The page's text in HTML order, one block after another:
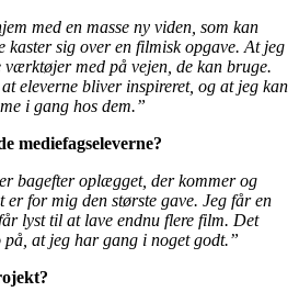
med en masse ny viden, som kan
sig over en filmisk opgave. At jeg
med på vejen, de kan bruge.
eleverne bliver inspireret, og at jeg kan
i gang hos dem.”
mediefagseleverne?
bagefter oplægget, der kommer og
er for mig den største gave. Jeg får en
lyst til at lave endnu flere film. Det
at jeg har gang i noget godt.”